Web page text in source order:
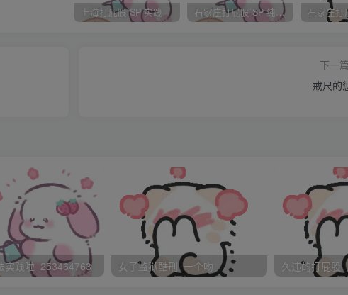
是个戴眼镜的小个子，微微的有点胖，我的对面是个油头粉面的家
我靠，我是不是进了哑巴的房间，我脚后的胖子上铺的那个矮子
，已经不是我刚来的模样，酒就是男人交际的桥梁，类似于女人的
介绍一下人物：我：夺爱，在我介绍自己的时候，其他七个人眼珠
别说还有个爱字，自己却趾高气扬的说，自己就是传说中的食肉啖血
部的大胖子叫李军，他的上铺的小矮子叫胡芳，我一直弄不明白，
叫庄利，他的上面叫陈超，我的斜对过叫廖波，他的上面李刚，为
上海打屁股 SP 实践 石家庄打屁股 SP 纯实践
下一篇
戒尺的
实践啦_253464763 女子监狱酷刑_一个吻 久违的打屁股_